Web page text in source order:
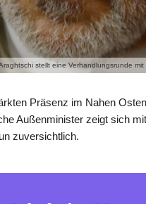
stellt eine Verhandlungsrunde
Präsenz im Nahen
Außenminister zeigt sich
zuversichtlich.